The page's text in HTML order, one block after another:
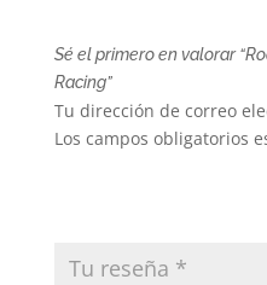
Sé el primero en valorar
Racing”
Tu dirección de correo
Los campos obligatorios